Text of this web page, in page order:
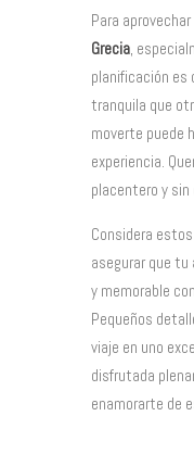
Para
Grecia,
planificación es
tranquila que
moverte puede
experiencia.
placentero y
Considera
asegurar que
y memorable
Pequeños
viaje en uno
disfrutada
enamorarte de